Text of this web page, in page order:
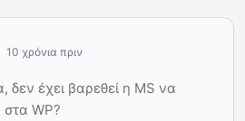
10 χρόνια πριν
δεν έχει βαρεθεί η MS να
στα WP?